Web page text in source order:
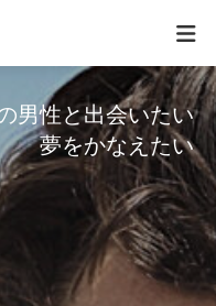
男性と出会いたい
夢をかなえたい